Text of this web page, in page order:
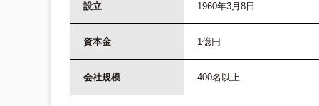
設立 1960年3月8日
資本金 1億円
会社規模 400名以上